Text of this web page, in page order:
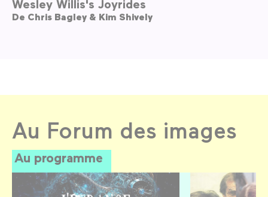
Wesley Willis's Joyrides
De Chris Bagley & Kim Shively
Au Forum des images
Au programme